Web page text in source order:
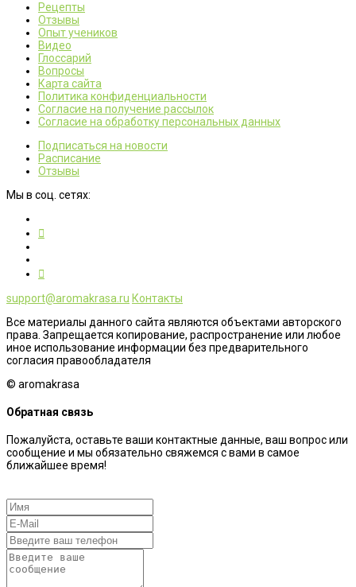
Рецепты
Отзывы
Опыт учеников
Видео
Глоссарий
Вопросы
Карта сайта
Политика конфиденциальности
Согласие на получение рассылок
Согласие на обработку персональных данных
Подписаться на новости
Расписание
Отзывы
Мы в соц. сетях:
support@aromakrasa.ru Контакты
Все материалы данного сайта являются объектами авторского
права. Запрещается копирование, распространение или любое
иное использование информации без предварительного
согласия правообладателя
© aromakrasa
Обратная связь
Пожалуйста, оставьте ваши контактные данные, ваш вопрос или
сообщение и мы обязательно свяжемся с вами в самое
ближайшее время!